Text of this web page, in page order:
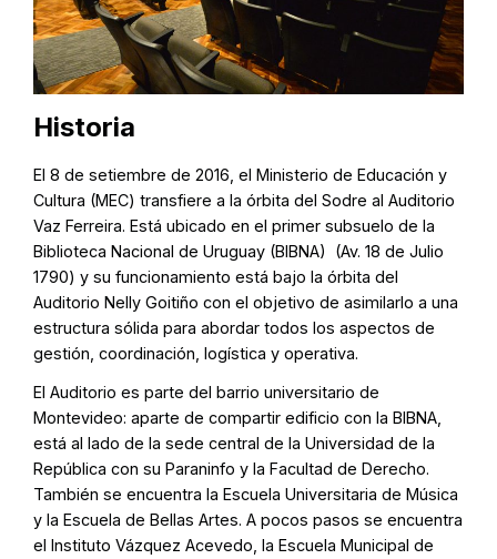
Historia
El 8 de setiembre de 2016, el Ministerio de Educación y
Cultura (MEC) transfiere a la órbita del Sodre al Auditorio
Vaz Ferreira. Está ubicado en el primer subsuelo de la
Biblioteca Nacional de Uruguay (BIBNA) (Av. 18 de Julio
1790) y su funcionamiento está bajo la órbita del
Auditorio Nelly Goitiño con el objetivo de asimilarlo a una
estructura sólida para abordar todos los aspectos de
gestión, coordinación, logística y operativa.
El Auditorio es parte del barrio universitario de
Montevideo: aparte de compartir edificio con la BIBNA,
está al lado de la sede central de la Universidad de la
República con su Paraninfo y la Facultad de Derecho.
También se encuentra la Escuela Universitaria de Música
y la Escuela de Bellas Artes. A pocos pasos se encuentra
el Instituto Vázquez Acevedo, la Escuela Municipal de